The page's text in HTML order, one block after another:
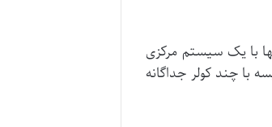
با یک سیستم مرکزی
با چند کولر جداگانه